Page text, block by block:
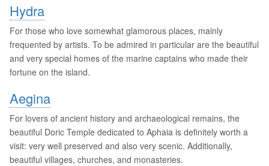
Hydra
For those who love somewhat glamorous places, mainly
frequented by artists. To be admired in particular are the beautiful
and very special homes of the marine captains who made their
fortune on the island.
Aegina
For lovers of ancient history and archaeological remains, the
beautiful Doric Temple dedicated to Aphaia is definitely worth a
visit: very well preserved and also very scenic. Additionally,
beautiful villages, churches, and monasteries.